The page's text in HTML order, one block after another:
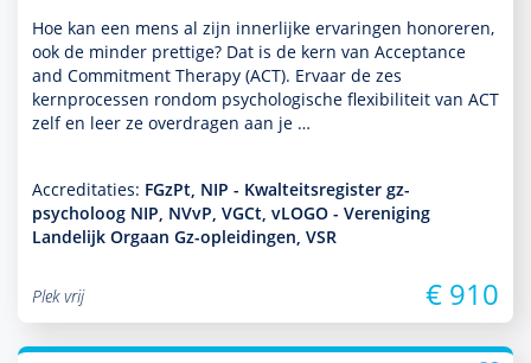
Hoe kan een mens al zijn innerlijke ervaringen honoreren,
ook de minder prettige? Dat is de kern van Acceptance
and Commitment Therapy (ACT). Ervaar de zes
kernprocessen ron­dom psycho­logische flexibiliteit van ACT
zelf en leer ze overdragen aan je …
Accreditaties: FGzPt, NIP - Kwalteitsregister gz-
psycholoog NIP, NVvP, VGCt, vLOGO - Vereniging
Landelijk Orgaan Gz-opleidingen, VSR
Plek vrij € 910